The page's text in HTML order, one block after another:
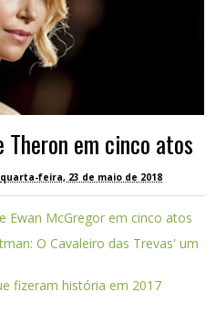
em cinco atos
quarta-feira, 23 de maio de 2018
Ewan McGregor em cinco atos
O Cavaleiro das Trevas' um
fizeram história em 2017